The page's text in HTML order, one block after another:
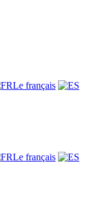
Le français
Le français